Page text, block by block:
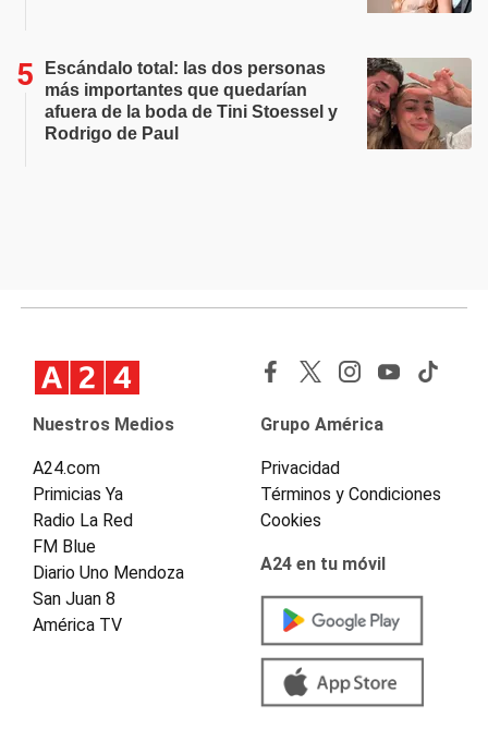
Escándalo total: las dos personas
más importantes que quedarían
afuera de la boda de Tini Stoessel y
Rodrigo de Paul
Nuestros Medios
A24.com
Primicias Ya
Radio La Red
FM Blue
Diario Uno Mendoza
San Juan 8
América TV
Grupo América
Privacidad
Términos y Condiciones
Cookies
A24 en tu móvil